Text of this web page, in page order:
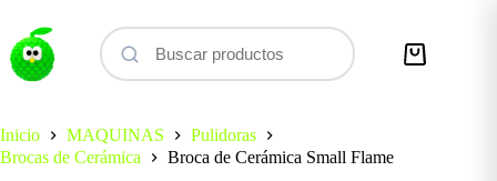
contenido
Carro
Inicio
MAQUINAS
Pulidoras
Brocas de Cerámica
Broca de Cerámica Small Flame